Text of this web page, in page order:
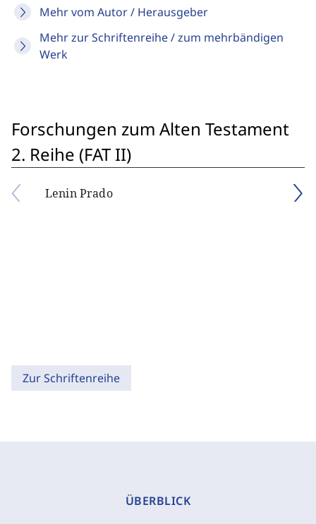
Mehr vom Autor / Herausgeber
Mehr zur Schriftenreihe / zum mehrbändigen
Werk
Forschungen zum Alten Testament
2. Reihe (FAT II)
Lenin Prado
Zur Schriftenreihe
ÜBERBLICK